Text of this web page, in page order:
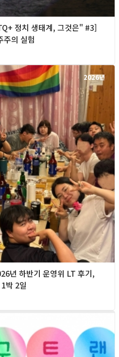
정치 생태계, 그것은" #3]
주의 실험
2026년
년 하반기 운영위 LT 후기,
박 2일